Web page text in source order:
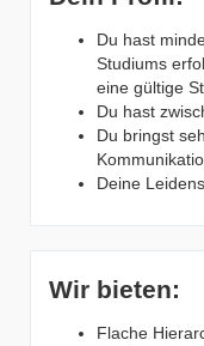
Du hast
Studiums
eine gültige
Du hast
Du bringst
Deine
Wir bieten:
Flache